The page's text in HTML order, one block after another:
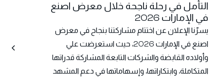
التأمل في رحلة ناجحة خلال معرض اصنع
في الإمارات 2026
يسرّنا الإعلان عن اختتام مشاركتنا بنجاح في معرض
اصنع في الإمارات 2026، حيث استعرضت علي
وأولاده القابضة والشركات التابعة المشاركة قدراتها
المتكاملة، وابتكاراتها، وإسهاماتها في دعم المشهد